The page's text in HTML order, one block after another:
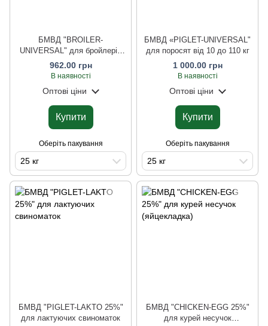
БМВД "BROILER-
UNIVERSAL" для бройлерів
від 0 до 55 днів
962.00 грн
В наявності
Оптові ціни
Купити
Оберіть пакування
25 кг
БМВД «PIGLET-UNIVERSAL"
для поросят від 10 до 110 кг
1 000.00 грн
В наявності
Оптові ціни
Купити
Оберіть пакування
25 кг
БМВД "PIGLET-LAKTO 25%"
для лактуючих свиноматок
БМВД "CHICKEN-EGG 25%"
для курей несучок